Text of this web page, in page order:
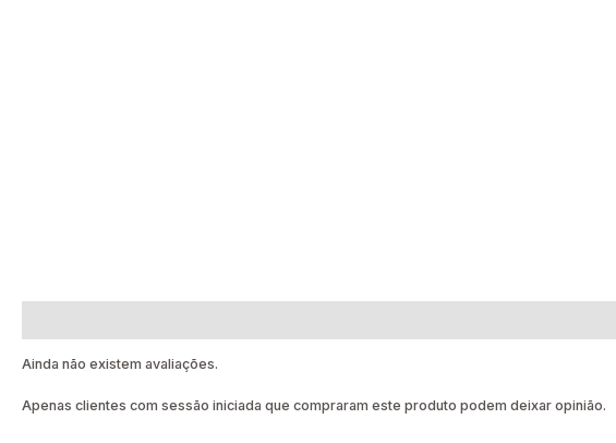
Ainda não existem avaliações.
Apenas clientes com sessão iniciada que compraram este produto podem deixar opinião.